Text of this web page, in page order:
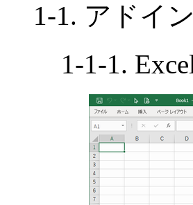
1-1. アドイ
1-1-1.